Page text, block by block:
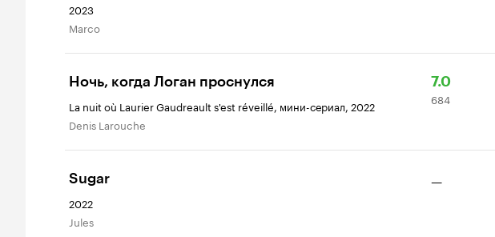
2023
Marco
Ночь, когда Логан проснулся
La nuit où Laurier Gaudreault s'est réveillé, мини-сериал, 2022
Denis Larouche
Рейтинг
Кинопоиска
7.0
684
оценки
684
Sugar
2022
Jules
—